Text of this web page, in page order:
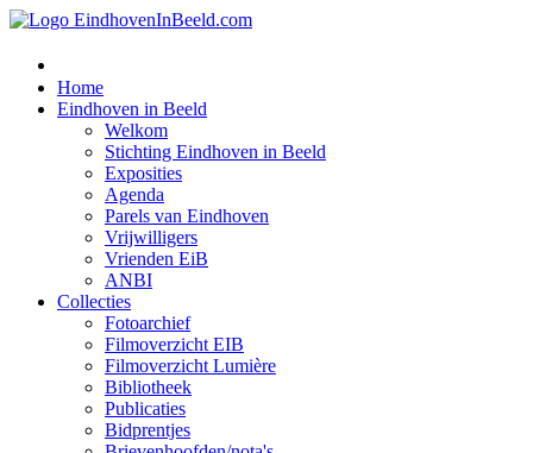
Home
Eindhoven in Beeld
Welkom
Stichting Eindhoven in Beeld
Exposities
Agenda
Parels van Eindhoven
Vrijwilligers
Vrienden EiB
ANBI
Collecties
Fotoarchief
Filmoverzicht EIB
Filmoverzicht Lumière
Bibliotheek
Publicaties
Bidprentjes